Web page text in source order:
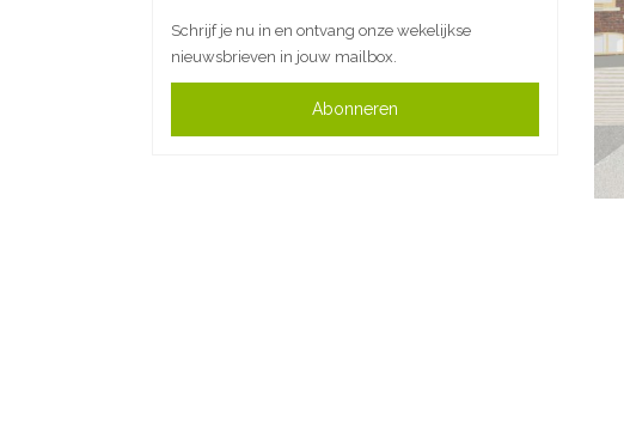
Schrijf je nu in en ontvang onze wekelijkse
nieuwsbrieven in jouw mailbox.
Abonneren